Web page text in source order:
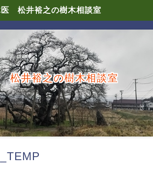
松井裕之の樹木相談室
松井裕之の樹木相談室